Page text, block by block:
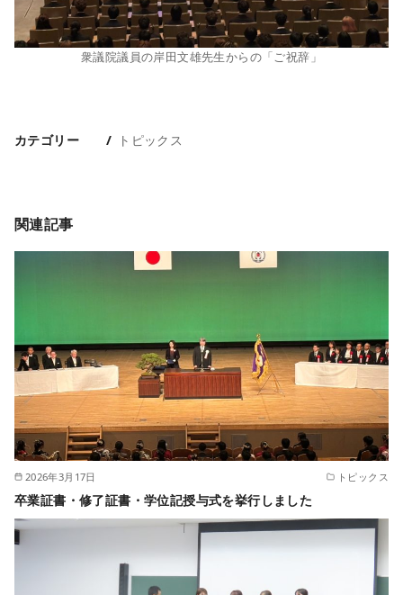
衆議院議員の岸田文雄先生からの「ご祝辞」
カテゴリー トピックス
関連記事
2026年3月17日 トピックス
卒業証書・修了証書・学位記授与式を挙行しました